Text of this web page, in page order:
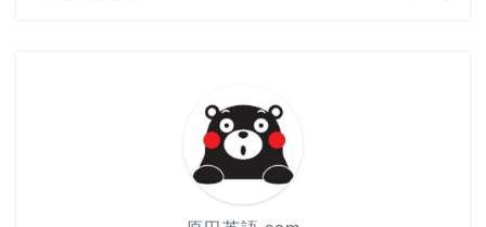
大学入試英語対策講座
英語名言・格言・カッコい
い英語＆素敵な英文フレー